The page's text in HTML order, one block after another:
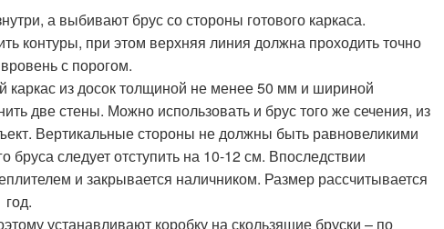
а выбивают брус со стороны готового каркаса.
контуры, при этом верхняя линия должна проходить точно
с порогом.
каркас из досок толщиной не менее 50 мм и шириной
две стены. Можно использовать и брус того же сечения, из
Вертикальные стороны не должны быть равновеликими
бруса следует отступить на 10-12 см. Впоследствии
и закрывается наличником. Размер рассчитывается
год.
устанавливают коробку на скользящие бруски – по